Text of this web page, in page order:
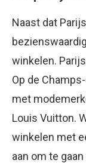
Naast dat
winkelen.
Op de
met
Louis Vuitton.
winkelen met
aan om te